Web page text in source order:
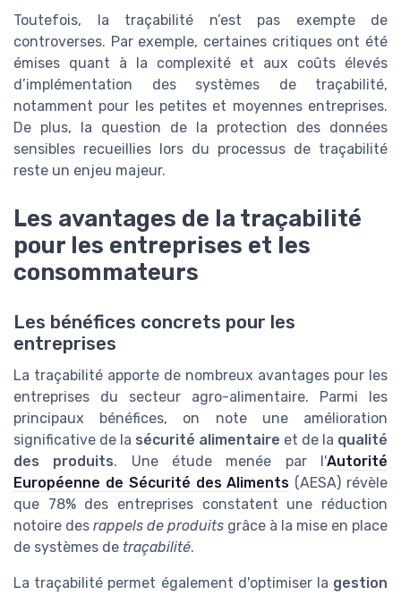
Toutefois, la traçabilité n’est pas exempte de
controverses. Par exemple, certaines critiques ont été
émises quant à la complexité et aux coûts élevés
d’implémentation des systèmes de traçabilité,
notamment pour les petites et moyennes entreprises.
De plus, la question de la protection des données
sensibles recueillies lors du processus de traçabilité
reste un enjeu majeur.
Les avantages de la traçabilité
pour les entreprises et les
consommateurs
Les bénéfices concrets pour les
entreprises
La traçabilité apporte de nombreux avantages pour les
entreprises du secteur agro-alimentaire. Parmi les
principaux bénéfices, on note une amélioration
significative de la sécurité alimentaire et de la qualité
des produits. Une étude menée par l'Autorité
Européenne de Sécurité des Aliments (AESA) révèle
que 78% des entreprises constatent une réduction
notoire des rappels de produits grâce à la mise en place
de systèmes de traçabilité.
La traçabilité permet également d'optimiser la gestion